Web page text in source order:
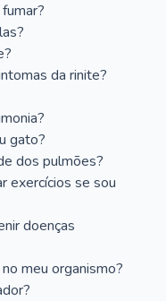
da rinite?
gato?
dos pulmões?
exercícios se sou
doenças
meu organismo?